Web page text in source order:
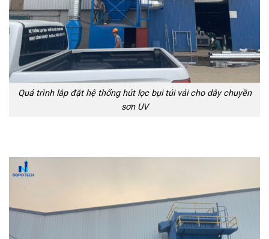
Quá trình lắp đặt hệ thống hút lọc bụi túi vải cho dây chuyền
sơn UV